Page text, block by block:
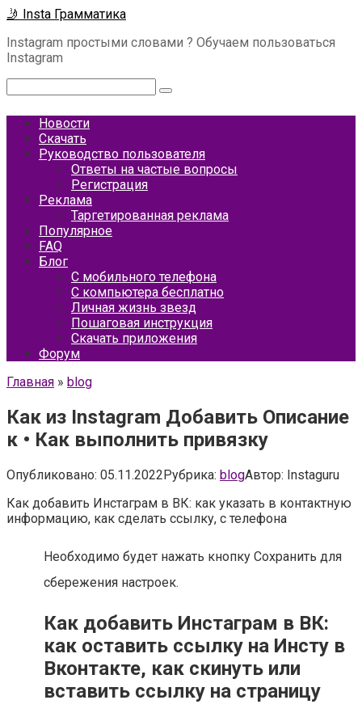
Перейти
контенту
🤳 Insta Грамматика
Instagram простыми словами ? Обучаем пользоваться
Instagram
Новости
Скачать
Руководство пользователя
Ответы на частые вопросы
Регистрация
Реклама
Таргетированная реклама
Популярное
FAQ
Блог
С мобильного телефона
С компьютера бесплатно
Личная жизнь звезд
Пошаговая инструкция
Скачать приложения
Форум
Главная » blog
Как из Instagram Добавить Описание
к • Как выполнить привязку
Опубликовано: 05.11.2022Рубрика: blogАвтор: Instaguru
Как добавить Инстаграм в ВК: как указать в контактную
информацию, как сделать ссылку, с телефона
Необходимо будет нажать кнопку Сохранить для
сбережения настроек.
Как добавить Инстаграм в ВК:
как оставить ссылку на Инсту в
Вконтакте, как скинуть или
вставить ссылку на страницу